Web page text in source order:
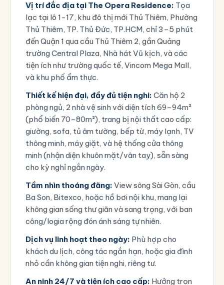
Vị trí đắc địa tại The Opera Residence: Tọa
lạc tại lô 1-17, khu đô thị mới Thủ Thiêm, Phường
Thủ Thiêm, TP. Thủ Đức, TP.HCM, chỉ 3–5 phút
đến Quận 1 qua cầu Thủ Thiêm 2, gần Quảng
trường Central Plaza, Nhà hát Vũ kịch, và các
tiện ích như trường quốc tế, Vincom Mega Mall,
và khu phố ẩm thực.
Thiết kế hiện đại, đầy đủ tiện nghi: Căn hộ 2
phòng ngủ, 2 nhà vệ sinh với diện tích 69–94m²
(phổ biến 70–80m²), trang bị nội thất cao cấp:
giường, sofa, tủ âm tường, bếp từ, máy lạnh, TV
thông minh, máy giặt, và hệ thống cửa thông
minh (nhận diện khuôn mặt/vân tay), sẵn sàng
cho kỳ nghỉ ngắn ngày.
Tầm nhìn thoáng đãng: View sông Sài Gòn, cầu
Ba Son, Bitexco, hoặc hồ bơi nội khu, mang lại
không gian sống thư giãn và sang trọng, với ban
công/logia rộng đón ánh sáng tự nhiên.
Dịch vụ linh hoạt theo ngày: Phù hợp cho
khách du lịch, công tác ngắn hạn, hoặc gia đình
nhỏ cần không gian tiện nghi, riêng tư.
An ninh 24/7 và tiện ích cao cấp: Hưởng trọn